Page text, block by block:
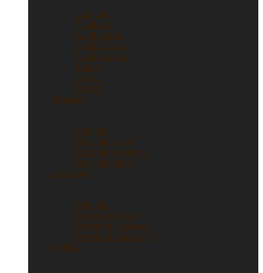
Vedi tutti
Anelli oro
Anelli fascia
Anelli Eternity
Anelli argento
Solitari
Verette
Trilogy
Bracciali
Vedi tutti
Bracciali in oro
Bracciali in argento
Bracciali tennis
Orecchini
Vedi tutti
Orecchini in oro
Orecchini in argento
Orecchini punto luce
Collane